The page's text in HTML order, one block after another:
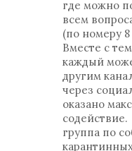
где можно
всем
(по номеру 8
Вместе с
каждый
другим
через
оказано
группа по